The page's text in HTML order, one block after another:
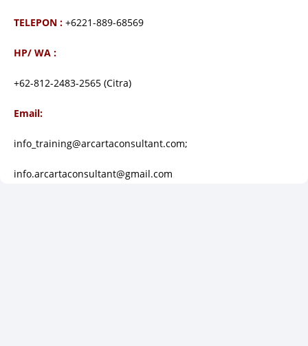
TELEPON : +6221-889-68569
HP/ WA :
+62-812-2483-2565 (Citra)
Email:
info_training@arcartaconsultant.com;
info.arcartaconsultant@gmail.com